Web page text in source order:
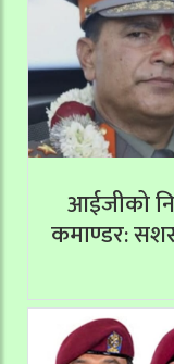
आईजीको
कमाण्डर: